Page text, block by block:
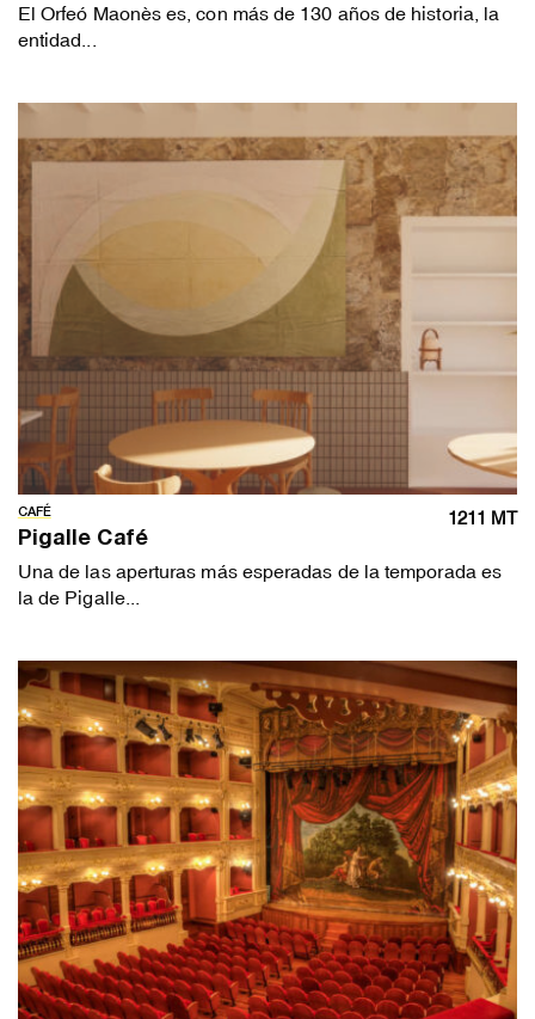
El Orfeó Maonès es, con más de 130 años de historia, la
entidad...
CAFÉ 1211 MT
Pigalle Café
Una de las aperturas más esperadas de la temporada es
la de Pigalle...